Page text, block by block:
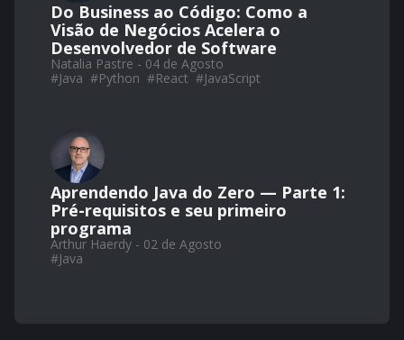
Do Business ao Código: Como a
Visão de Negócios Acelera o
Desenvolvedor de Software
Natalia Pastre - 04 de Agosto
#Java #Python #React #JavaScript
Aprendendo Java do Zero — Parte 1:
Pré-requisitos e seu primeiro
programa
Arthur Haerdy - 02 de Agosto
#Java